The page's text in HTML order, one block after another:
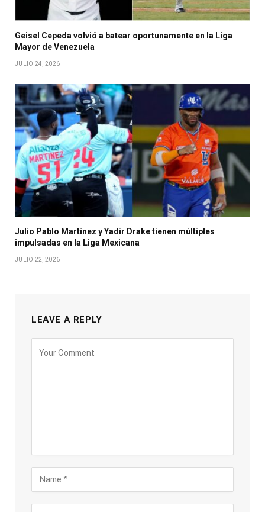
Geisel Cepeda volvió a batear oportunamente en la Liga
Mayor de Venezuela
JULIO 24, 2026
Julio Pablo Martínez y Yadir Drake tienen múltiples
impulsadas en la Liga Mexicana
JULIO 22, 2026
LEAVE A REPLY